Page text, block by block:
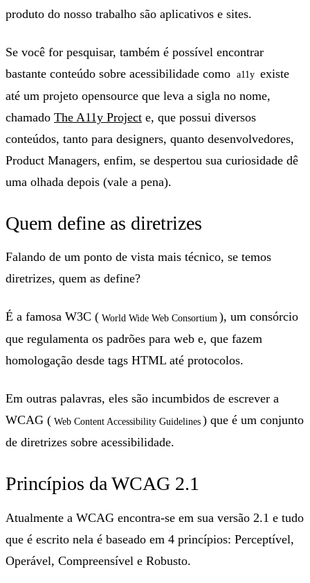
produto do nosso trabalho são aplicativos e sites.
Se você for pesquisar, também é possível encontrar
bastante conteúdo sobre acessibilidade como a11y existe
até um projeto opensource que leva a sigla no nome,
chamado The A11y Project e, que possui diversos
conteúdos, tanto para designers, quanto desenvolvedores,
Product Managers, enfim, se despertou sua curiosidade dê
uma olhada depois (vale a pena).
Quem define as diretrizes
Falando de um ponto de vista mais técnico, se temos
diretrizes, quem as define?
É a famosa W3C ( World Wide Web Consortium ), um consórcio
que regulamenta os padrões para web e, que fazem
homologação desde tags HTML até protocolos.
Em outras palavras, eles são incumbidos de escrever a
WCAG ( Web Content Accessibility Guidelines ) que é um conjunto
de diretrizes sobre acessibilidade.
Princípios da WCAG 2.1
Atualmente a WCAG encontra-se em sua versão 2.1 e tudo
que é escrito nela é baseado em 4 princípios: Perceptível,
Operável, Compreensível e Robusto.